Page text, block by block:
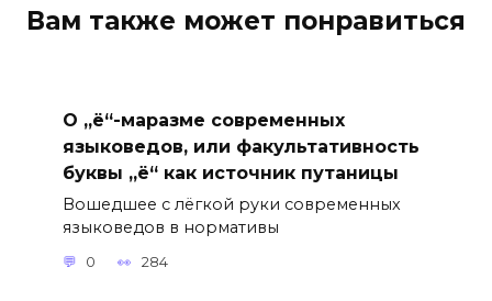
Вам также может понравиться
О „ё“-маразме современных
языковедов, или факультативность
буквы „ё“ как источник путаницы
Вошедшее с лёгкой руки современных
языковедов в нормативы
0 284